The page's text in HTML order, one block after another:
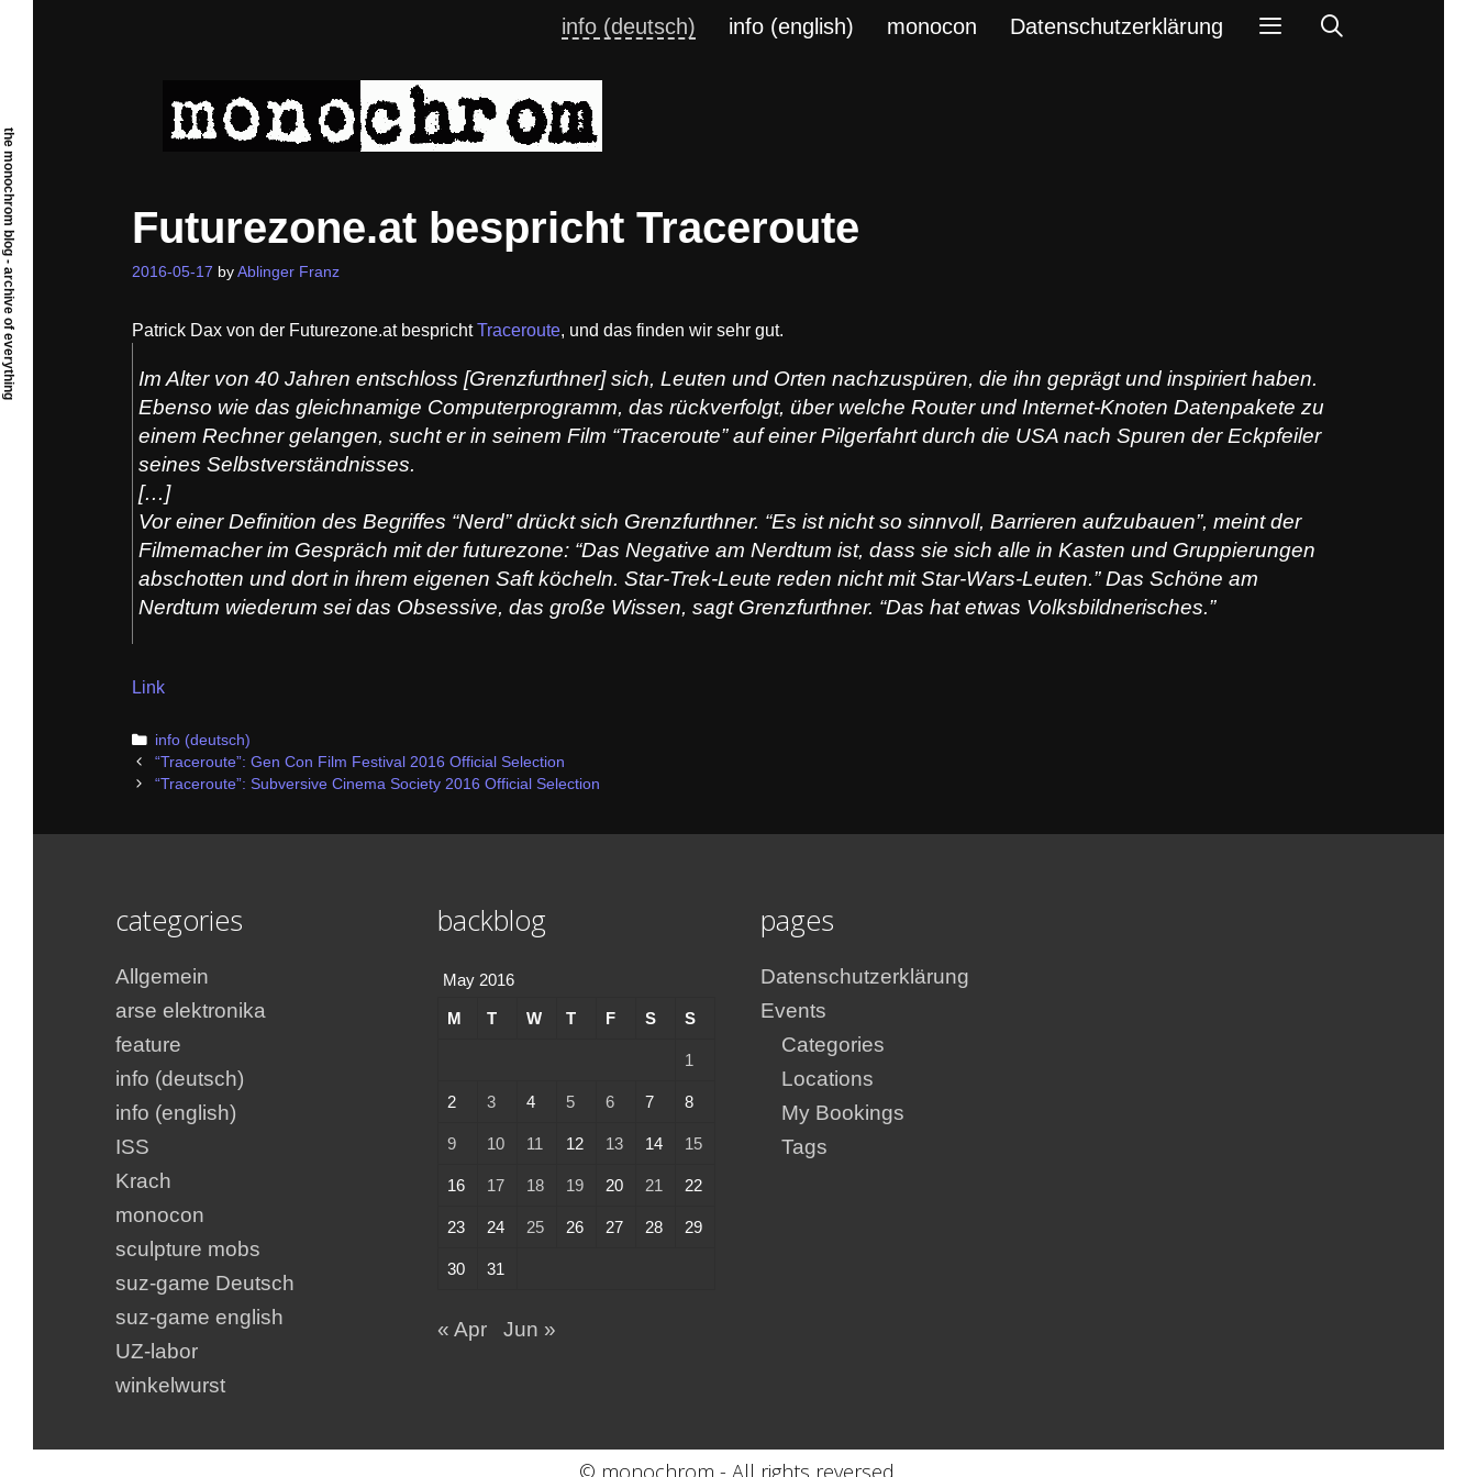
info (deutsch) info (english) monocon Datenschutzerklärung
Futurezone.at bespricht Traceroute
2016-05-17 by Ablinger Franz
Patrick Dax von der Futurezone.at besprichtTraceroute, und das finden wir sehr gut.
Im Alter von 40 Jahren entschloss [Grenzfurthner] sich, Leuten und Orten nachzuspüren, die ihn geprägt und inspiriert haben.
Ebenso wie das gleichnamige Computerprogramm, das rückverfolgt, über welche Router und Internet-Knoten Datenpakete zu
einem Rechner gelangen, sucht er in seinem Film “Traceroute” auf einer Pilgerfahrt durch die USA nach Spuren der Eckpfeiler
seines Selbstverständnisses.
[…]
Vor einer Definition des Begriffes “Nerd” drückt sich Grenzfurthner. “Es ist nicht so sinnvoll, Barrieren aufzubauen”, meint der
Filmemacher im Gespräch mit der futurezone: “Das Negative am Nerdtum ist, dass sie sich alle in Kasten und Gruppierungen
abschotten und dort in ihrem eigenen Saft köcheln. Star-Trek-Leute reden nicht mit Star-Wars-Leuten.” Das Schöne am
Nerdtum wiederum sei das Obsessive, das große Wissen, sagt Grenzfurthner. “Das hat etwas Volksbildnerisches.”
Link
Categories
info (deutsch)
Post
navigation
“Traceroute”: Gen Con Film Festival 2016 Official Selection
“Traceroute”: Subversive Cinema Society 2016 Official Selection
categories
Allgemein
arse elektronika
feature
info (deutsch)
info (english)
ISS
Krach
monocon
sculpture mobs
suz-game Deutsch
suz-game english
UZ-labor
winkelwurst
backblog
May 2016
M T W T F S S
1
2 3 4 5 6 7 8
9 10 11 12 13 14 15
16 17 18 19 20 21 22
23 24 25 26 27 28 29
30 31
« Apr Jun »
pages
Datenschutzerklärung
Events
Categories
Locations
My Bookings
Tags
© monochrom - All rights reversed.
the monochrom blog - archive of everything